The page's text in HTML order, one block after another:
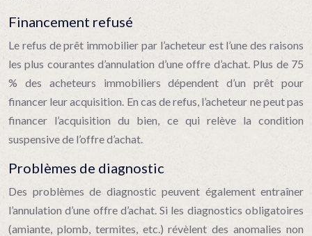
Financement refusé
Le refus de prêt immobilier par l’acheteur est l’une des raisons
les plus courantes d’annulation d’une offre d’achat. Plus de 75
% des acheteurs immobiliers dépendent d’un prêt pour
financer leur acquisition. En cas de refus, l’acheteur ne peut pas
financer l’acquisition du bien, ce qui relève la condition
suspensive de l’offre d’achat.
Problèmes de diagnostic
Des problèmes de diagnostic peuvent également entraîner
l’annulation d’une offre d’achat. Si les diagnostics obligatoires
(amiante, plomb, termites, etc.) révèlent des anomalies non